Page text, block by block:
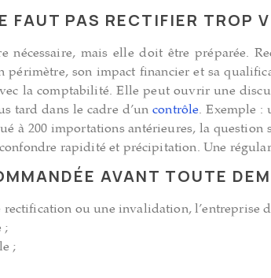
FAUT PAS RECTIFIER TROP
nécessaire, mais elle doit être préparée.
périmètre, son impact financier et sa
la comptabilité. Elle peut ouvrir une
tard dans le cadre d’uncontrôle. Exemple :
à 200 importations antérieures, la
rapidité et précipitation. Une
AVANT TOUTE
rectification ou une invalidation, l’entreprise
;
;